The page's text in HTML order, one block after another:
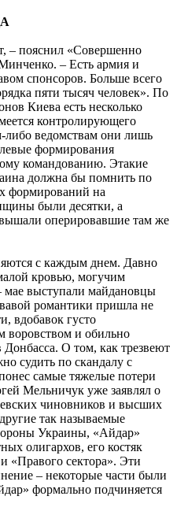
– пояснил «Совершенно
– Есть армия и
спонсоров. Больше всего
пяти тысяч человек». По
Киева есть несколько
контролирующего
либо ведомствам они лишь
формирования
командованию. Этакие
должна бы помнить по
формирований на
были десятки, а
оперировавшие там же
с каждым днем. Давно
кровью, могучим
мае выступали майдановцы
романтики пришла не
вдобавок густо
воровством и обильно
О том, как трезвеют
судить по скандалу с
самые тяжелые потери
Мельничук уже заявлял о
чиновников и высших
так называемые
Украины, «Айдар»
олигархов, его костяк
«Правого сектора». Эти
– некоторые части были
формально подчиняется